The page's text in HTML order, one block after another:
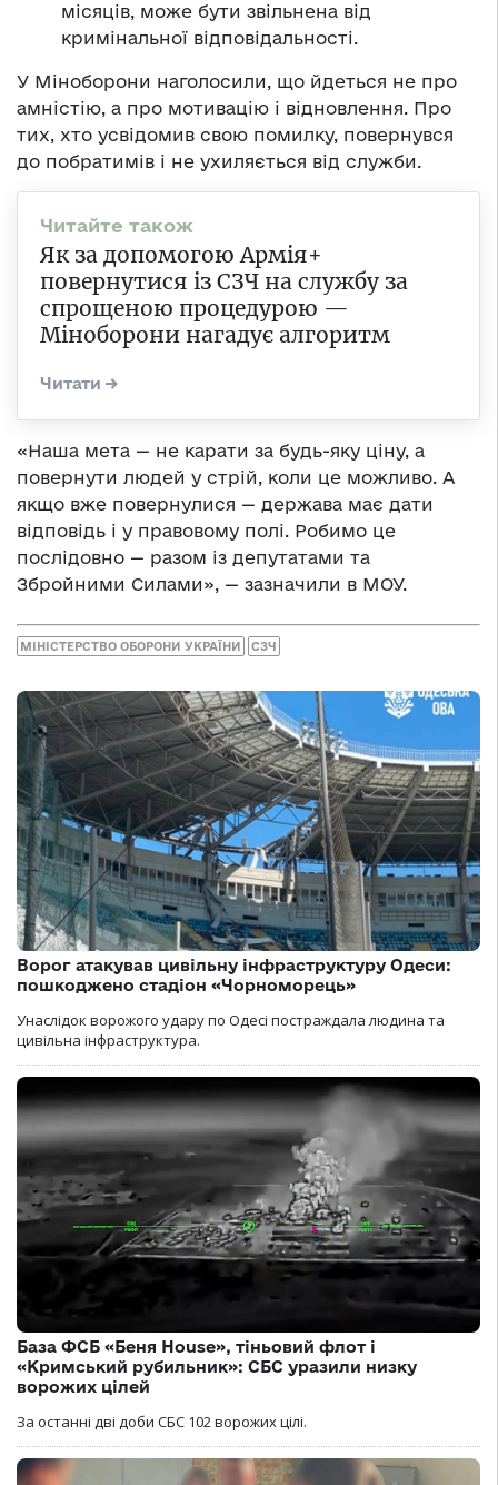
місяців, може бути звільнена від
кримінальної відповідальності.
У Міноборони наголосили, що йдеться не про
амністію, а про мотивацію і відновлення. Про
тих, хто усвідомив свою помилку, повернувся
до побратимів і не ухиляється від служби.
Як за допомогою Армія+
повернутися із СЗЧ на службу за
спрощеною процедурою —
Міноборони нагадує алгоритм
«Наша мета — не карати за будь-яку ціну, а
повернути людей у стрій, коли це можливо. А
якщо вже повернулися — держава має дати
відповідь і у правовому полі. Робимо це
послідовно — разом із депутатами та
Збройними Силами», — зазначили в МОУ.
МІНІСТЕРСТВО ОБОРОНИ УКРАЇНИ СЗЧ
Ворог атакував цивільну інфраструктуру Одеси:
пошкоджено стадіон «Чорноморець»
Унаслідок ворожого удару по Одесі постраждала людина та
цивільна інфраструктура.
База ФСБ «Беня House», тіньовий флот і
«Кримський рубильник»: СБС уразили низку
ворожих цілей
За останні дві доби СБС 102 ворожих цілі.